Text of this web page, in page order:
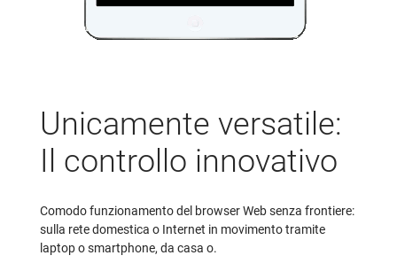
Unicamente versatile:
Il controllo innovativo
Comodo funzionamento del browser Web senza frontiere:
sulla rete domestica o Internet in movimento tramite
laptop o smartphone, da casa o.